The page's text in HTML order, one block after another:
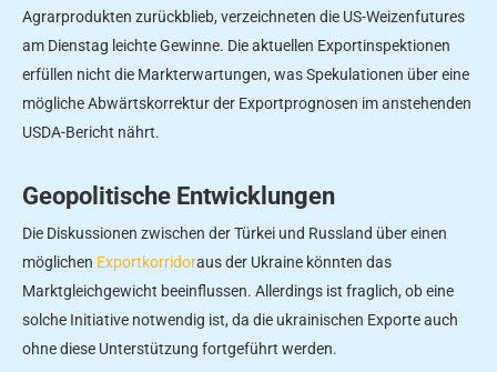
Agrarprodukten zurückblieb, verzeichneten die US-Weizenfutures
am Dienstag leichte Gewinne. Die aktuellen Exportinspektionen
erfüllen nicht die Markterwartungen, was Spekulationen über eine
mögliche Abwärtskorrektur der Exportprognosen im anstehenden
USDA-Bericht nährt.
Geopolitische Entwicklungen
Die Diskussionen zwischen der Türkei und Russland über einen
möglichen Exportkorridoraus der Ukraine könnten das
Marktgleichgewicht beeinflussen. Allerdings ist fraglich, ob eine
solche Initiative notwendig ist, da die ukrainischen Exporte auch
ohne diese Unterstützung fortgeführt werden.